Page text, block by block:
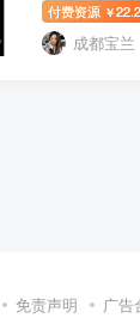
付费资源 ￥22.2
成都宝兰
免责声明 广告